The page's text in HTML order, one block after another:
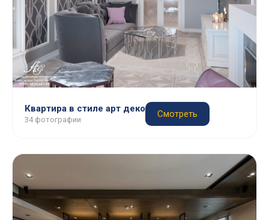
Квартира в стиле арт деко
34 фотографии
Смотреть